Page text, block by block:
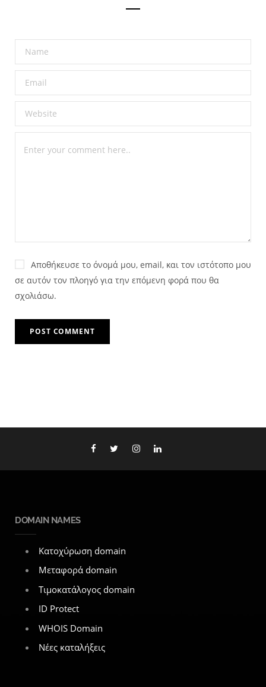
Αποθήκευσε το όνομά μου, email, και τον ιστότοπο μου
σε αυτόν τον πλοηγό για την επόμενη φορά που θα
σχολιάσω.
DOMAIN NAMES
Κατοχύρωση domain
Μεταφορά domain
Τιμοκατάλογος domain
ID Protect
WHOIS Domain
Νέες καταλήξεις